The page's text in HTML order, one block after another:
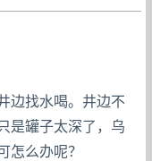
边找水喝。井边不
是罐子太深了，乌
怎么办呢？